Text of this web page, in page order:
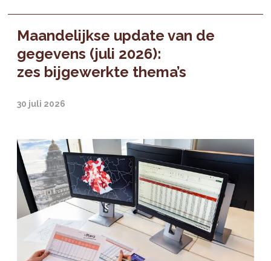
Maandelijkse update van de
gegevens (juli 2026):
zes bijgewerkte thema’s
30 juli 2026